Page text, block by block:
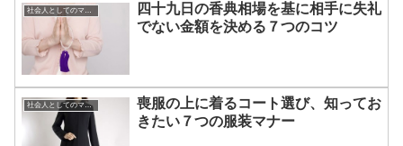
社会人としてのマナー
四十九日の香典相場を基に相手に失礼
でない金額を決める７つのコツ
社会人としてのマナー
喪服の上に着るコート選び、知ってお
きたい７つの服装マナー